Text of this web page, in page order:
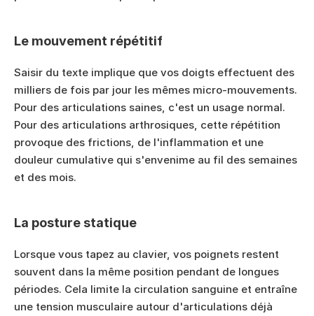
Le mouvement répétitif
Saisir du texte implique que vos doigts effectuent des
milliers de fois par jour les mêmes micro-mouvements.
Pour des articulations saines, c'est un usage normal.
Pour des articulations arthrosiques, cette répétition
provoque des frictions, de l'inflammation et une
douleur cumulative qui s'envenime au fil des semaines
et des mois.
La posture statique
Lorsque vous tapez au clavier, vos poignets restent
souvent dans la même position pendant de longues
périodes. Cela limite la circulation sanguine et entraîne
une tension musculaire autour d'articulations déjà